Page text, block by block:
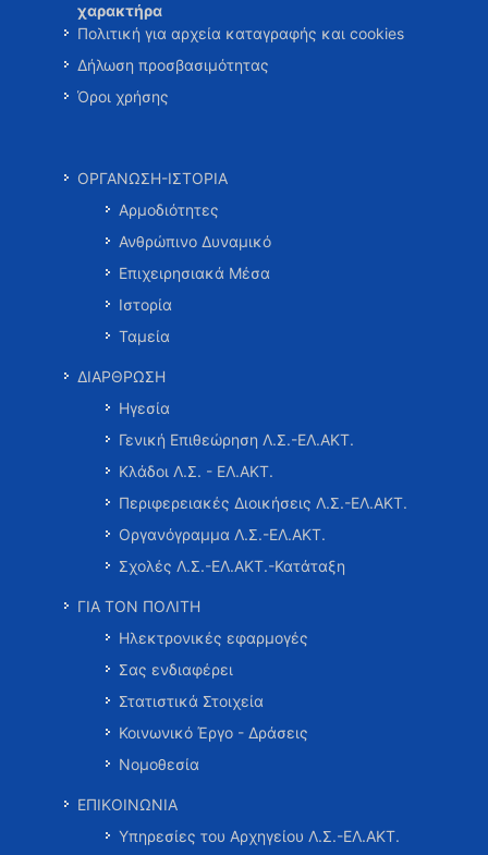
χαρακτήρα
Πολιτική για αρχεία καταγραφής και cookies
Δήλωση προσβασιμότητας
Όροι χρήσης
ΟΡΓΑΝΩΣΗ-ΙΣΤΟΡΙΑ
Αρμοδιότητες
Ανθρώπινο Δυναμικό
Επιχειρησιακά Μέσα
Ιστορία
Ταμεία
ΔΙΑΡΘΡΩΣΗ
Ηγεσία
Γενική Επιθεώρηση Λ.Σ.-ΕΛ.ΑΚΤ.
Κλάδοι Λ.Σ. - ΕΛ.ΑΚΤ.
Περιφερειακές Διοικήσεις Λ.Σ.-ΕΛ.ΑΚΤ.
Οργανόγραμμα Λ.Σ.-ΕΛ.ΑΚΤ.
Σχολές Λ.Σ.-ΕΛ.ΑΚΤ.-Κατάταξη
ΓΙΑ ΤΟΝ ΠΟΛΙΤΗ
Ηλεκτρονικές εφαρμογές
Σας ενδιαφέρει
Στατιστικά Στοιχεία
Κοινωνικό Έργο - Δράσεις
Νομοθεσία
ΕΠΙΚΟΙΝΩΝΙΑ
Υπηρεσίες του Αρχηγείου Λ.Σ.-ΕΛ.ΑΚΤ.